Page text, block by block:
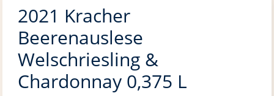
2021 Kracher
Beerenauslese
Welschriesling &
Chardonnay 0,375 L